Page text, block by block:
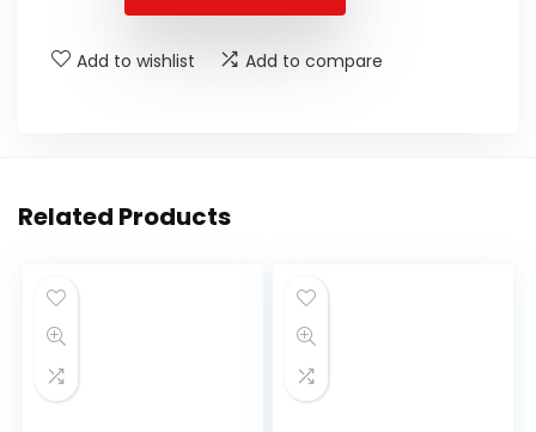
Add to wishlist Add to compare
Related Products